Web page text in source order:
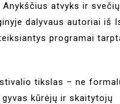
atvyks ir
dalyvaus autoriai iš
programai
tikslas – ne
kūrėjų ir skaitytojų